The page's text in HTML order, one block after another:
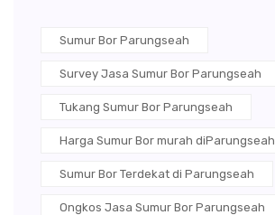
Sumur Bor Parungseah
Survey Jasa Sumur Bor Parungseah
Tukang Sumur Bor Parungseah
Harga Sumur Bor murah diParungseah
Sumur Bor Terdekat di Parungseah
Ongkos Jasa Sumur Bor Parungseah